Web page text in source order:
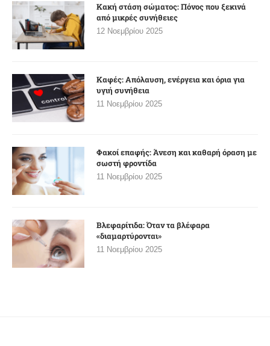
Κακή στάση σώματος: Πόνος που ξεκινά
από μικρές συνήθειες
12 Νοεμβρίου 2025
Καφές: Απόλαυση, ενέργεια και όρια για
υγιή συνήθεια
11 Νοεμβρίου 2025
Φακοί επαφής: Άνεση και καθαρή όραση με
σωστή φροντίδα
11 Νοεμβρίου 2025
Βλεφαρίτιδα: Όταν τα βλέφαρα
«διαμαρτύρονται»
11 Νοεμβρίου 2025